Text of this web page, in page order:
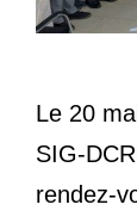
Le 20
SIG-
rendez-